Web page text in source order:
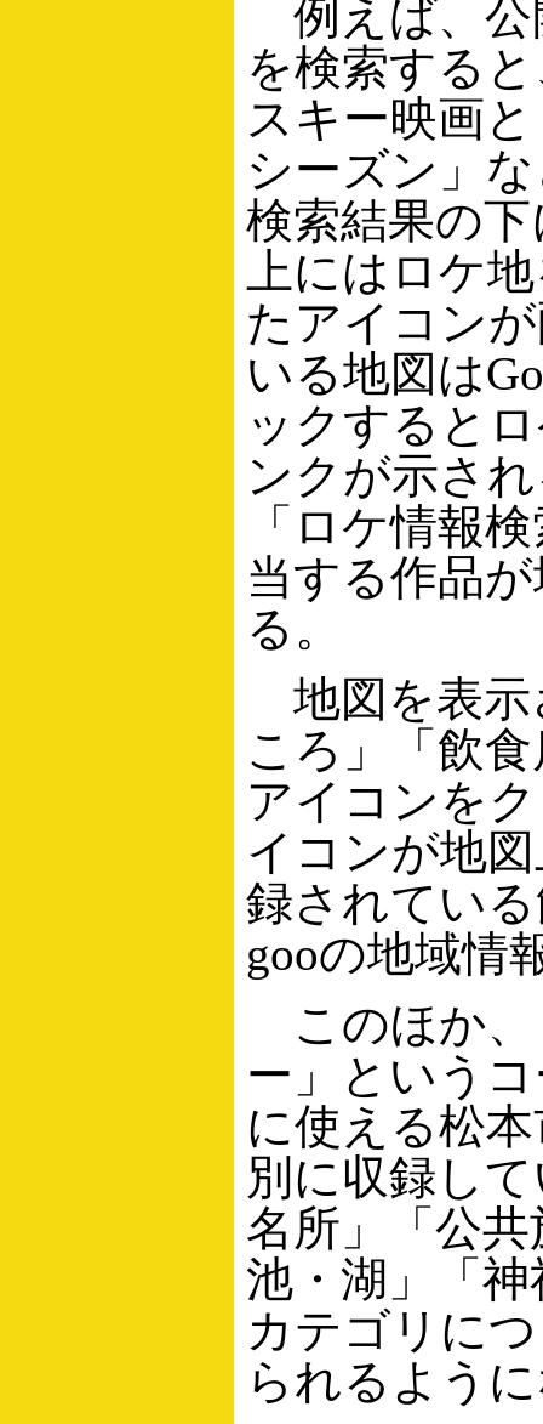
例えば、公
を検索する
スキー映画
シーズン」
検索結果の
上にはロケ
たアイコン
いる地図は
ックすると
ンクが示さ
「ロケ情報
当する作品
る。
地図を表示
ころ」「飲
アイコンを
イコンが地
録されてい
gooの地域情
このほか、
ー」という
に使える松
別に収録し
名所」「公
池・湖」「
カテゴリに
られるよう